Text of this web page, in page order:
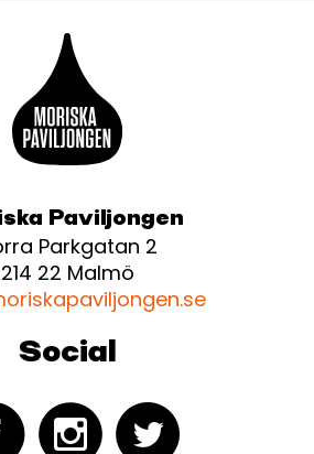
Paviljongen
Parkgatan 2
214 22 Malmö
Social